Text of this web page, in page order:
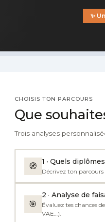
✨
CHOISIS TON PARCOURS
Que
Trois analyses
🧭 1 · Quels
Décrivez ton parcours
🎯
2 · Analyse de
Évaluez tes chances
VAE…).